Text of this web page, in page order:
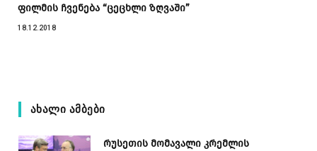
ფილმის ჩვენება “ცეცხლი ზღვაში”
18.12.2018
ᲐᲮᲐᲚᲘ ᲐᲛᲑᲔᲑᲘ
რუსეთის მომავალი კრემლის